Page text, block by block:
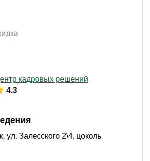
кадровых решений
4.3
ул. Залесского 2\4, цоколь